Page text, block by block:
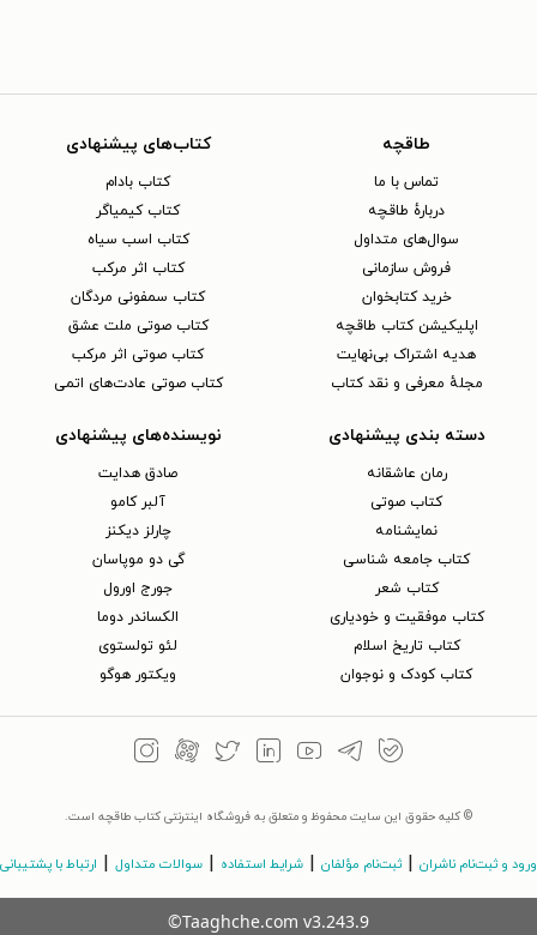
طاقچه
تماس با ما
دربارهٔ طاقچه
سوال‌های متداول
فروش سازمانی
خرید کتابخوان
اپلیکیشن کتاب طاقچه
هدیه اشتراک بی‌نهایت
مجلهٔ معرفی و نقد کتاب
کتاب‌های پیشنهادی
کتاب بادام
کتاب کیمیاگر
کتاب اسب سیاه
کتاب اثر مرکب
کتاب سمفونی مردگان
کتاب صوتی ملت عشق
کتاب صوتی اثر مرکب
کتاب صوتی عادت‌های اتمی
دسته بندی پیشنهادی
رمان عاشقانه
کتاب‌ صوتی
نمایشنامه
کتاب جامعه شناسی
کتاب شعر
کتاب موفقیت و خودیاری
کتاب تاریخ اسلام
کتاب کودک و نوجوان
نویسنده‌های پیشنهادی
صادق هدایت
آلبر کامو
چارلز دیکنز
گی دو موپاسان
جورج اورول
الکساندر دوما
لئو تولستوی
ویکتور هوگو
© کلیه حقوق این سایت محفوظ و متعلق به فروشگاه اینترنتی کتاب طاقچه است.
ورود و ثبت‌نام ناشران ثبت‌نام مؤلفان شرایط استفاده سوالات متداول ارتباط با پشتیبانی
©Taaghche.com v3.243.9